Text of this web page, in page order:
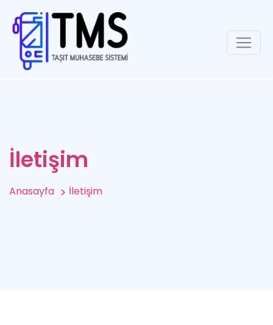
İletişim
Anasayfa İletişim